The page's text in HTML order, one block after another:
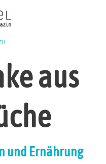
aus
und Ernährung